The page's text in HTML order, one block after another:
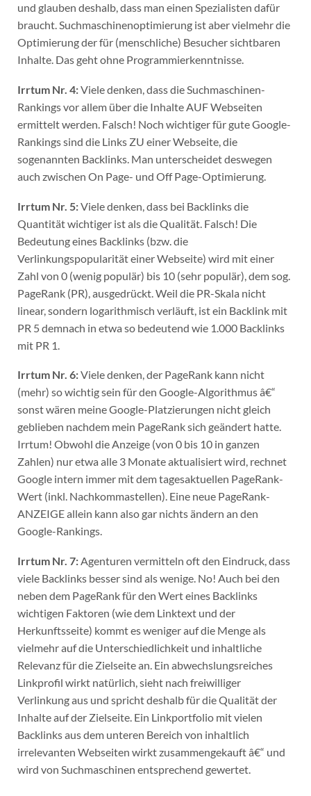
und glauben deshalb, dass man einen Spezialisten dafür
braucht. Suchmaschinenoptimierung ist aber vielmehr die
Optimierung der für (menschliche) Besucher sichtbaren
Inhalte. Das geht ohne Programmierkenntnisse.
Irrtum Nr. 4:Viele denken, dass die Suchmaschinen-
Rankings vor allem über die Inhalte AUF Webseiten
ermittelt werden. Falsch! Noch wichtiger für gute Google-
Rankings sind die Links ZU einer Webseite, die
sogenannten Backlinks. Man unterscheidet deswegen
auch zwischen On Page- und Off Page-Optimierung.
Irrtum Nr. 5:Viele denken, dass bei Backlinks die
Quantität wichtiger ist als die Qualität. Falsch! Die
Bedeutung eines Backlinks (bzw. die
Verlinkungspopularität einer Webseite) wird mit einer
Zahl von 0 (wenig populär) bis 10 (sehr populär), dem sog.
PageRank (PR), ausgedrückt. Weil die PR-Skala nicht
linear, sondern logarithmisch verläuft, ist ein Backlink mit
PR 5 demnach in etwa so bedeutend wie 1.000 Backlinks
mit PR 1.
Irrtum Nr. 6:Viele denken, der PageRank kann nicht
(mehr) so wichtig sein für den Google-Algorithmus â€“
sonst wären meine Google-Platzierungen nicht gleich
geblieben nachdem mein PageRank sich geändert hatte.
Irrtum! Obwohl die Anzeige (von 0 bis 10 in ganzen
Zahlen) nur etwa alle 3 Monate aktualisiert wird, rechnet
Google intern immer mit dem tagesaktuellen PageRank-
Wert (inkl. Nachkommastellen). Eine neue PageRank-
ANZEIGE allein kann also gar nichts ändern an den
Google-Rankings.
Irrtum Nr. 7:Agenturen vermitteln oft den Eindruck, dass
viele Backlinks besser sind als wenige. No! Auch bei den
neben dem PageRank für den Wert eines Backlinks
wichtigen Faktoren (wie dem Linktext und der
Herkunftsseite) kommt es weniger auf die Menge als
vielmehr auf die Unterschiedlichkeit und inhaltliche
Relevanz für die Zielseite an. Ein abwechslungsreiches
Linkprofil wirkt natürlich, sieht nach freiwilliger
Verlinkung aus und spricht deshalb für die Qualität der
Inhalte auf der Zielseite. Ein Linkportfolio mit vielen
Backlinks aus dem unteren Bereich von inhaltlich
irrelevanten Webseiten wirkt zusammengekauft â€“ und
wird von Suchmaschinen entsprechend gewertet.